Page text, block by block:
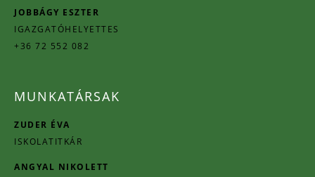
JOBBÁGY ESZTER
IGAZGATÓHELYETTES
+36 72 552 082
MUNKATÁRSAK
ZUDER ÉVA
ISKOLATITKÁR
ANGYAL NIKOLETT